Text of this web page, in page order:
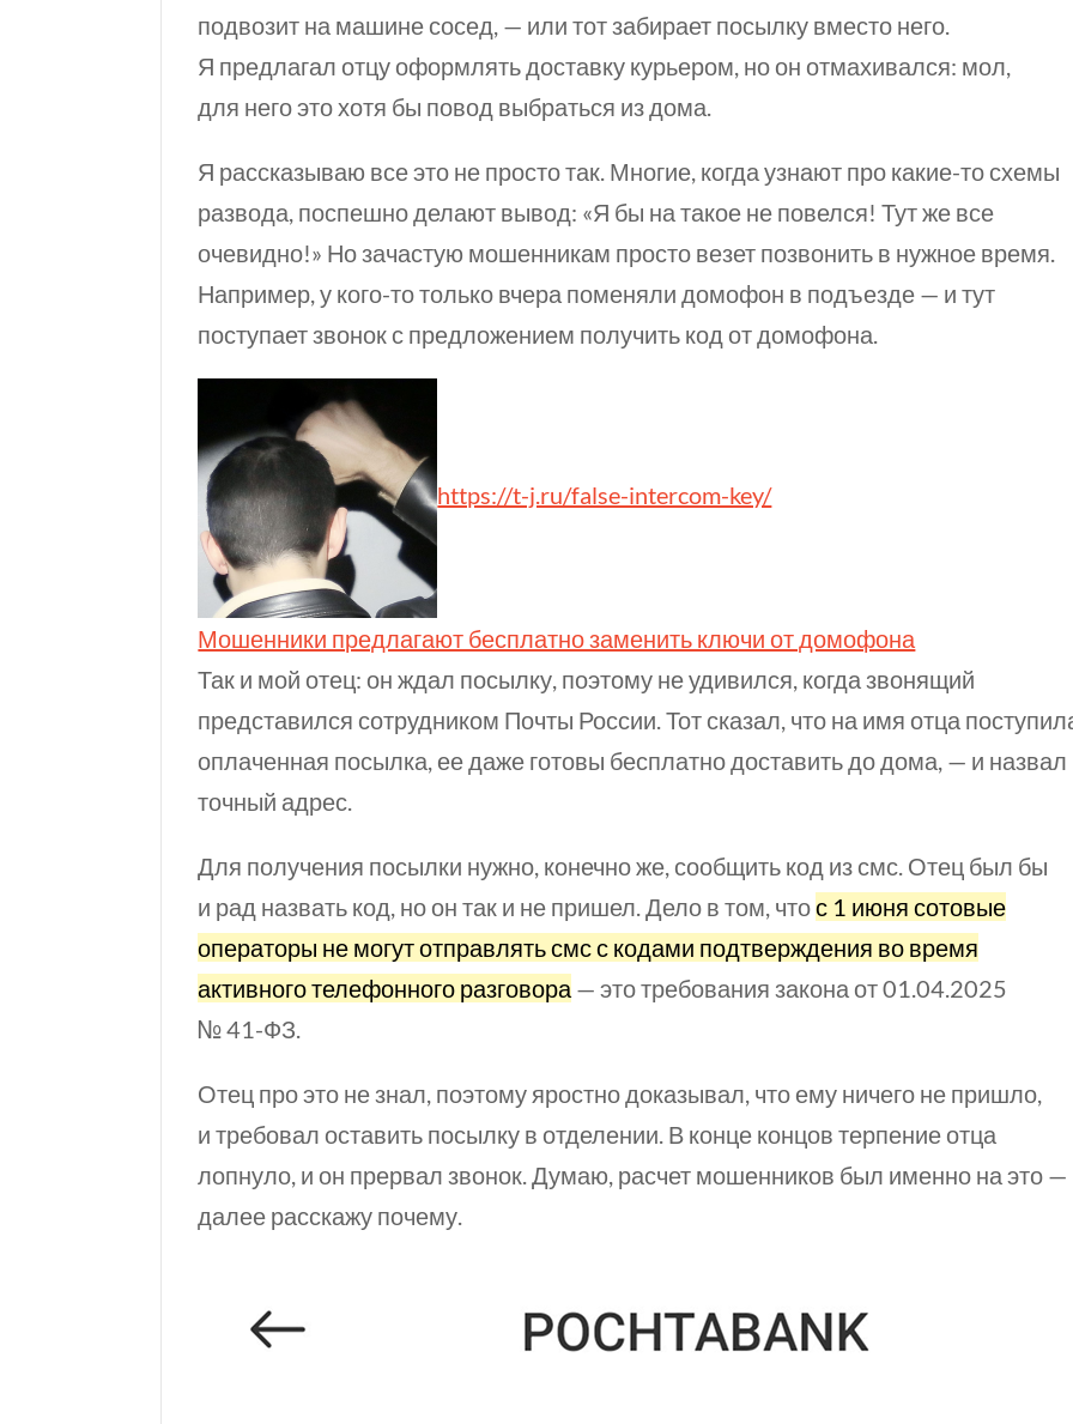
подвозит на машине сосед, — или тот забирает посылку вместо него.
Я предлагал отцу оформлять доставку курьером, но он отмахивался: мол,
для него этохотя бы повод выбраться из дома.
Я рассказываю все это не просто так. Многие, когда узнают про какие-то схемы
развода, поспешно делают вывод: «Я бы на такое не повелся!Тут же все
очевидно!» Но зачастую мошенникам просто везет позвонить в нужное время.
Например, у кого-тотолько вчера поменяли домофон в подъезде — и тут
поступает звонок с предложением получить код от домофона.
https://t-j.ru/false-intercom-key/
Мошенники пред­лагают бесплатно заменить ключи от домофона
Так и мой отец: он ждал посылку, поэтому не удивился, когда звонящий
представился сотрудником Почты России. Тот сказал, что на имя отца
оплаченная посылка, ее даже готовы бесплатно доставить до дома, — и назвал
точный адрес.
Для получения посылки нужно, конечно же, сообщить код из смс. Отец был бы
и рад назвать код, но он так и не пришел. Дело в том, чтос 1 июня сотовые
операторы не могут отправлять смс с кодами подтверждения во время
активного телефонного разговора — это требования закона от01.04.2025
№ 41-ФЗ.
Отец про это не знал, поэтому яростно доказывал, что ему ничего не пришло,
и требовал оставить посылку в отделении. В конце концов терпение отца
лопнуло, и он прервал звонок. Думаю, расчет мошенников был именно на это —
далее расскажу почему.